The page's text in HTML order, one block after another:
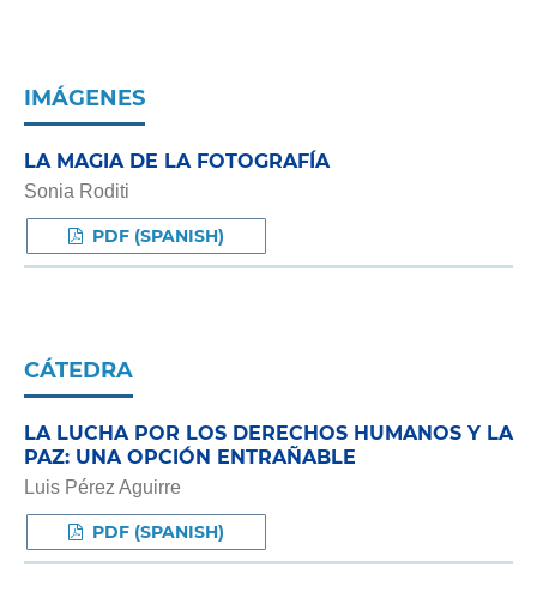
IMÁGENES
LA MAGIA DE LA FOTOGRAFÍA
Sonia Roditi
PDF (SPANISH)
CÁTEDRA
LA LUCHA POR LOS DERECHOS HUMANOS Y LA
PAZ: UNA OPCIÓN ENTRAÑABLE
Luis Pérez Aguirre
PDF (SPANISH)